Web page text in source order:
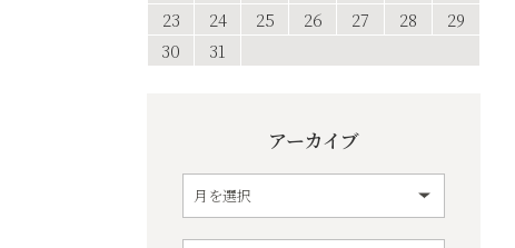
23
24 25 26 27 28
29
30
31
アーカイブ